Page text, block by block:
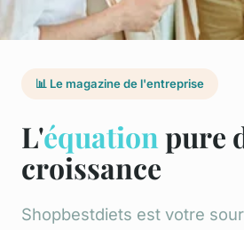
📊 Le magazine de l'entreprise
L'équation pure
croissance
Shopbestdiets est votre